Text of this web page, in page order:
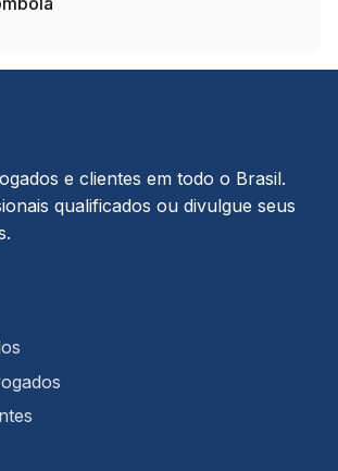
e clientes em todo o Brasil.
qualificados ou divulgue seus